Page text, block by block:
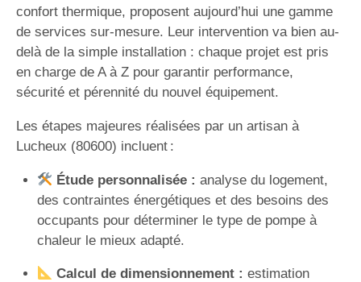
confort thermique, proposent aujourd’hui une gamme
de services sur-mesure. Leur intervention va bien au-
delà de la simple installation : chaque projet est pris
en charge de A à Z pour garantir performance,
sécurité et pérennité du nouvel équipement.
Les étapes majeures réalisées par un artisan à
Lucheux (80600) incluent :
Étude personnalisée : analyse du logement,
des contraintes énergétiques et des besoins des
occupants pour déterminer le type de pompe à
chaleur le mieux adapté.
Calcul de dimensionnement : estimation